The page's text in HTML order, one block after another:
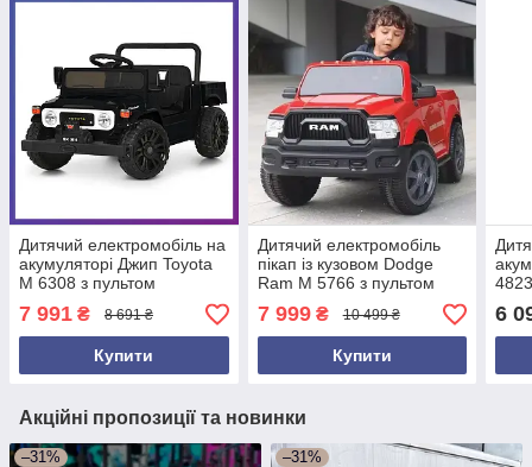
Дитячий електромобіль на
акумуляторі Джип Toyota
M 6308 з пультом
радіокерування для дітей
3-8 років Чорний
7 991 ₴ 8 691 ₴
Купити
Дитячий електромобіль
пікап із кузовом Dodge
Ram M 5766 з пультом
радіокерування для дітей
3-8 років Червоний
7 999₴ 10 499 ₴
Купити
6
Акційні пропозиції та новинки
–31% –31%